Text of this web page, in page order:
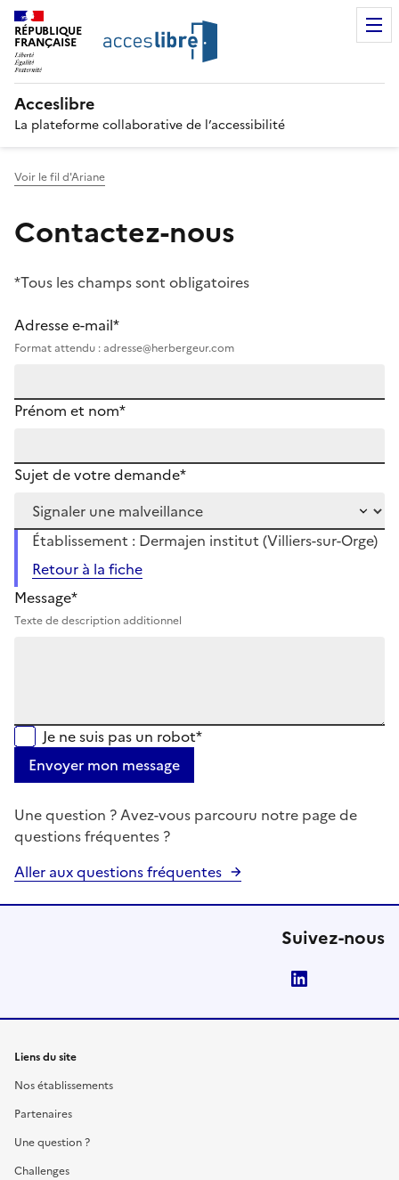
RÉPUBLIQUE
FRANÇAISE
Acceslibre
La plateforme collaborative de l’accessibilité
Voir le fil d'Ariane
Contactez-nous
*Tous les champs sont obligatoires
Adresse e-mail*
Format attendu : adresse@herbergeur.com
Prénom et nom*
Sujet de votre demande*
Établissement : Dermajen institut (Villiers-sur-Orge)
Retour à la fiche
Message*
Texte de description additionnel
Je ne suis pas un robot*
Envoyer mon message
Une question ? Avez-vous parcouru notre page de
questions fréquentes ?
Aller aux questions fréquentes
Suivez-nous
Liens du site
Nos établissements
Partenaires
Une question ?
Challenges